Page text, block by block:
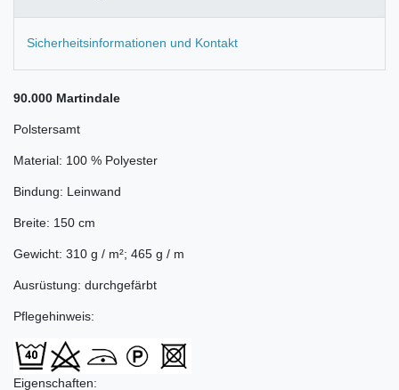
Sicherheitsinformationen und Kontakt
90.000 Martindale
Polstersamt
Material: 100 % Polyester
Bindung: Leinwand
Breite: 150 cm
Gewicht: 310 g / m²; 465 g / m
Ausrüstung: durchgefärbt
Pflegehinweis:
Eigenschaften: